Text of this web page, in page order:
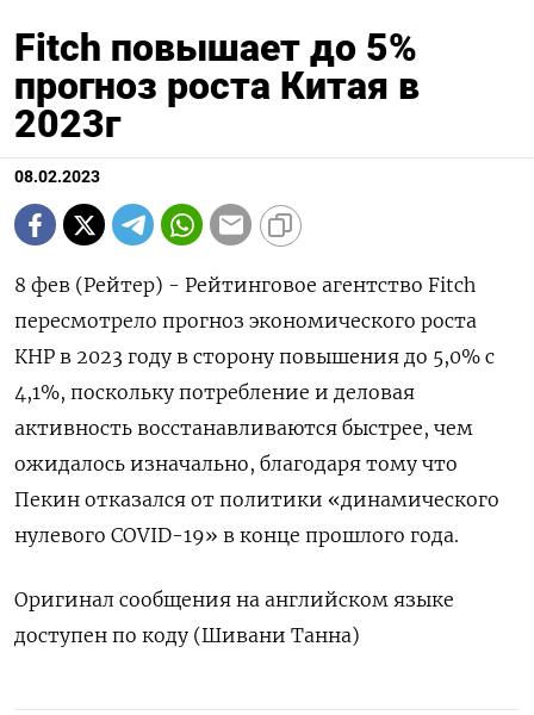
Fitch повышает до 5%
прогноз роста Китая в
2023г
08.02.2023
8 фев (Рейтер) - Рейтинговое агентство Fitch
пересмотрело прогноз экономического роста
КНР в 2023 году в сторону повышения до 5,0% с
4,1%, поскольку потребление и деловая
активность восстанавливаются быстрее, чем
ожидалось изначально, благодаря тому что
Пекин отказался от политики «динамического
нулевого COVID-19» в конце прошлого года.
Оригинал сообщения на английском языке
доступен по коду (Шивани Танна)